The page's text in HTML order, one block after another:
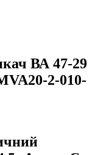
ВА 47-29
2-010-